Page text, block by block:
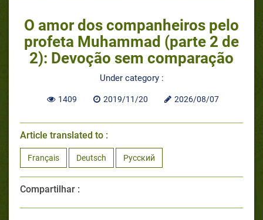
O amor dos companheiros pelo
profeta Muhammad (parte 2 de
2): Devoção sem comparação
Under category :
1409 2019/11/20 2026/08/07
Article translated to :
Français Deutsch Русский
Compartilhar :